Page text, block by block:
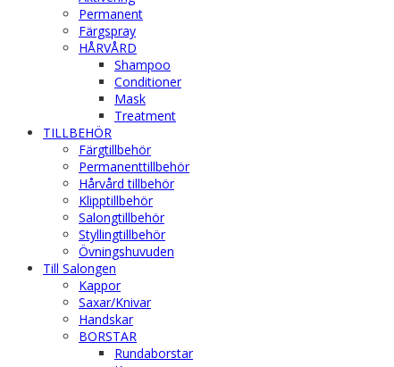
Permanent
Färgspray
HÅRVÅRD
Shampoo
Conditioner
Mask
Treatment
TILLBEHÖR
Färgtillbehör
Permanenttillbehör
Hårvård tillbehör
Klipptillbehör
Salongtillbehör
Styllingtillbehör
Övningshuvuden
Till Salongen
Kappor
Saxar/Knivar
Handskar
BORSTAR
Rundaborstar